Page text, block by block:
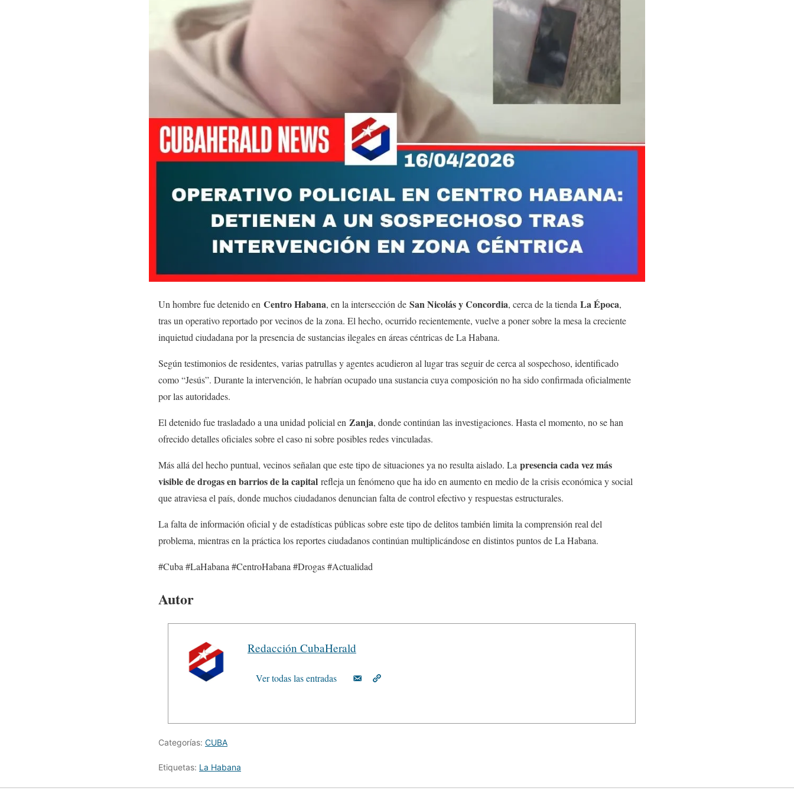
Un hombre fue detenido en Centro Habana, en la intersección de San Nicolás y Concordia, cerca de la tienda La Época,
tras un operativo reportado por vecinos de la zona. El hecho, ocurrido recientemente, vuelve a poner sobre la mesa la creciente
inquietud ciudadana por la presencia de sustancias ilegales en áreas céntricas de La Habana.
Según testimonios de residentes, varias patrullas y agentes acudieron al lugar tras seguir de cerca al sospechoso, identificado
como “Jesús”. Durante la intervención, le habrían ocupado una sustancia cuya composición no ha sido confirmada oficialmente
por las autoridades.
El detenido fue trasladado a una unidad policial en Zanja, donde continúan las investigaciones. Hasta el momento, no se han
ofrecido detalles oficiales sobre el caso ni sobre posibles redes vinculadas.
Más allá del hecho puntual, vecinos señalan que este tipo de situaciones ya no resulta aislado. La presencia cada vez más
visible de drogas en barrios de la capital refleja un fenómeno que ha ido en aumento en medio de la crisis económica y social
que atraviesa el país, donde muchos ciudadanos denuncian falta de control efectivo y respuestas estructurales.
La falta de información oficial y de estadísticas públicas sobre este tipo de delitos también limita la comprensión real del
problema, mientras en la práctica los reportes ciudadanos continúan multiplicándose en distintos puntos de La Habana.
#Cuba #LaHabana #CentroHabana #Drogas #Actualidad
Autor
Redacción CubaHerald
Ver todas las entradas
Categorías: CUBA
Etiquetas: La Habana